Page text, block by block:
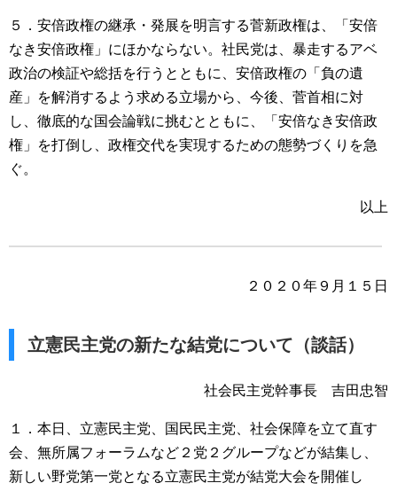
５．安倍政権の継承・発展を明言する菅新政権は、「安倍
なき安倍政権」にほかならない。社民党は、暴走するアベ
政治の検証や総括を行うとともに、安倍政権の「負の遺
産」を解消するよう求める立場から、今後、菅首相に対
し、徹底的な国会論戦に挑むとともに、「安倍なき安倍政
権」を打倒し、政権交代を実現するための態勢づくりを急
ぐ。
以上
２０２０年９月１５日
立憲民主党の新たな結党について（談話）
社会民主党幹事長 吉田忠智
１．本日、立憲民主党、国民民主党、社会保障を立て直す
会、無所属フォーラムなど２党２グループなどが結集し、
新しい野党第一党となる立憲民主党が結党大会を開催し